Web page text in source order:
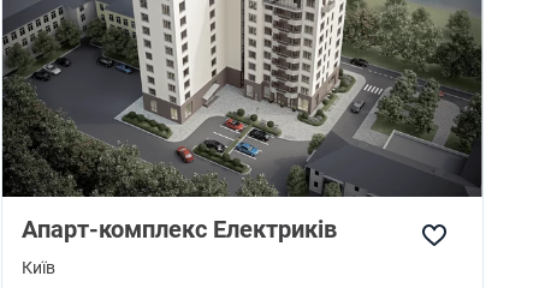
Апарт-комплекс Електриків
Київ